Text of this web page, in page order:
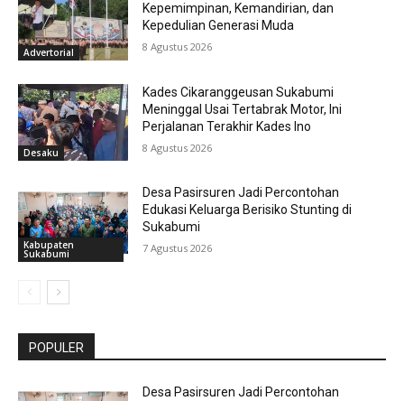
Advertorial
Kepemimpinan, Kemandirian, dan
Kepedulian Generasi Muda
8 Agustus 2026
Desaku
Kades Cikaranggeusan Sukabumi
Meninggal Usai Tertabrak Motor, Ini
Perjalanan Terakhir Kades Ino
8 Agustus 2026
Kabupaten
Sukabumi
Desa Pasirsuren Jadi Percontohan
Edukasi Keluarga Berisiko Stunting di
Sukabumi
7 Agustus 2026
POPULER
Desa Pasirsuren Jadi Percontohan